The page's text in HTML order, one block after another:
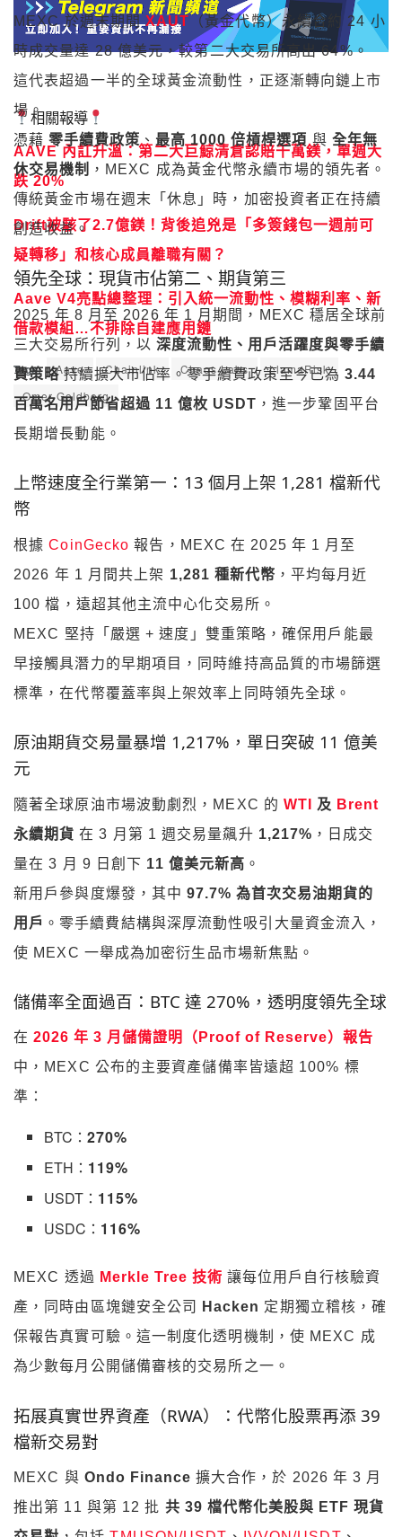
相關報導
AAVE 內訌升溫：第二大巨鯨清倉認賠千萬鎂，單週大
跌 20%
Drift被駭了2.7億鎂！背後追兇是「多簽錢包一週前可
疑轉移」和核心成員離職有關？
Aave V4亮點總整理：引入統一流動性、模糊利率、新
借款模組…不排除自建應用鏈
Tags: Aave Chainlink Chaos Labs
LlamaRisk
Omer Goldberg
MEXC 於週末期間XAUT （黃金代幣）永續合約 24 小
時成交量達 28 億美元，較第二大交易所高出 64%。
這代表超過一半的全球黃金流動性，正逐漸轉向鏈上市
場。
憑藉零手續費政策、 最高 1000 倍槓桿選項與 全年無
休交易機制 ，MEXC 成為黃金代幣永續市場的領先者。
傳統黃金市場在週末「休息」時，加密投資者正在持續
創造收益。
領先全球：現貨市佔第二、期貨第三
2025 年 8 月至 2026 年 1 月期間，MEXC 穩居全球前
三大交易所行列，以深度流動性、用戶活躍度與零手續
費策略持續擴大市佔率。零手續費政策至今已為 3.44
百萬名用戶節省超過 11 億枚 USDT ，進一步鞏固平台
長期增長動能。
上幣速度全行業第一：13 個月上架 1,281 檔新代
幣
根據CoinGecko 報告，MEXC 在 2025 年 1 月至
2026 年 1 月間共上架 1,281 種新代幣 ，平均每月近
100 檔，遠超其他主流中心化交易所。
MEXC 堅持「嚴選 + 速度」雙重策略，確保用戶能最
早接觸具潛力的早期項目，同時維持高品質的市場篩選
標準，在代幣覆蓋率與上架效率上同時領先全球。
原油期貨交易量暴增 1,217%，單日突破 11 億美
元
隨著全球原油市場波動劇烈，MEXC 的 WTI 及 Brent
永續期貨 在 3 月第 1 週交易量飆升 1,217% ，日成交
量在 3 月 9 日創下 11 億美元新高 。
新用戶參與度爆發，其中97.7% 為首次交易油期貨的
用戶 。零手續費結構與深厚流動性吸引大量資金流入，
使 MEXC 一舉成為加密衍生品市場新焦點。
儲備率全面過百：BTC 達 270%，透明度領先全球
在2026 年 3 月儲備證明（Proof of Reserve）報告
中，MEXC 公布的主要資產儲備率皆遠超 100% 標
準：
BTC：270%
ETH： 119%
USDT： 115%
USDC： 116%
MEXC 透過 Merkle Tree 技術 讓每位用戶自行核驗資
產，同時由區塊鏈安全公司
Hacken 定期獨立稽核，確
保報告真實可驗。這一制度化透明機制，使 MEXC 成
為少數每月公開儲備審核的交易所之一。
拓展真實世界資產（RWA）：代幣化股票再添 39
檔新交易對
MEXC 與 Ondo Finance 擴大合作，於 2026 年 3 月
推出第 11 與第 12 批 共 39 檔代幣化美股與 ETF 現貨